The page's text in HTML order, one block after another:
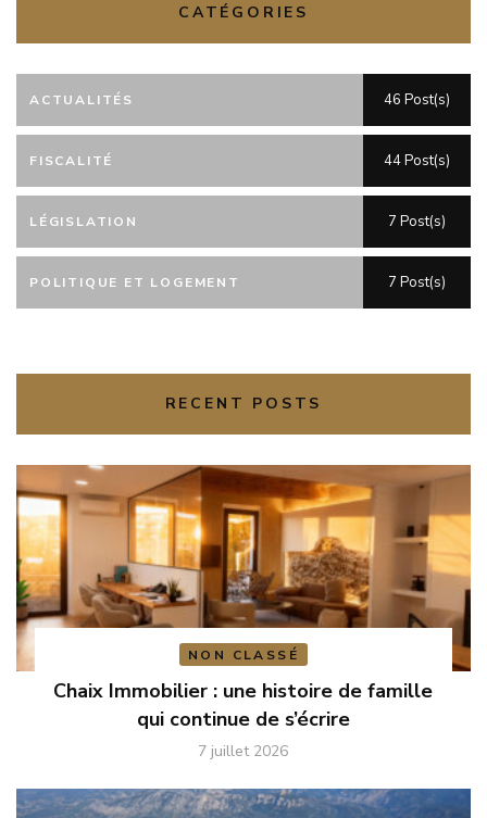
CATÉGORIES
ACTUALITÉS 46 Post(s)
FISCALITÉ 44 Post(s)
LÉGISLATION 7 Post(s)
POLITIQUE ET LOGEMENT 7 Post(s)
RECENT POSTS
NON CLASSÉ
Chaix Immobilier : une histoire de famille
qui continue de s’écrire
7 juillet 2026